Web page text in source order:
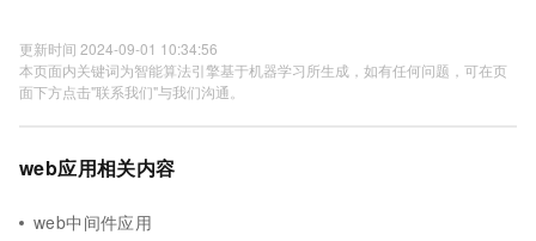
更新时间 2024-09-01 10:34:56
本页面内关键词为智能算法引擎基于机器学习所生成，如有任何问题，可在页
面下方点击"联系我们"与我们沟通。
web应用相关内容
web中间件应用